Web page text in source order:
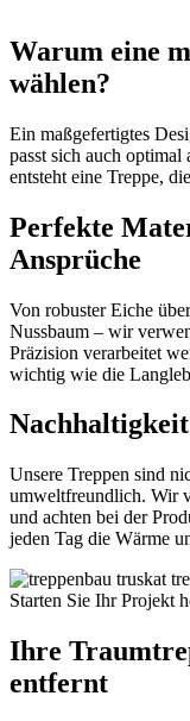
Warum eine
wählen?
Ein maßgefertigtes
passt sich auch
entsteht eine Treppe,
Perfekte
Ansprüche
Von robuster Eiche
Nussbaum – wir
Präzision verarbeitet
wichtig wie die
Unsere Treppen sind
umweltfreundlich. Wir
und achten bei der
jeden Tag die Wärme
Starten Sie Ihr Projekt
Ihre
entfernt